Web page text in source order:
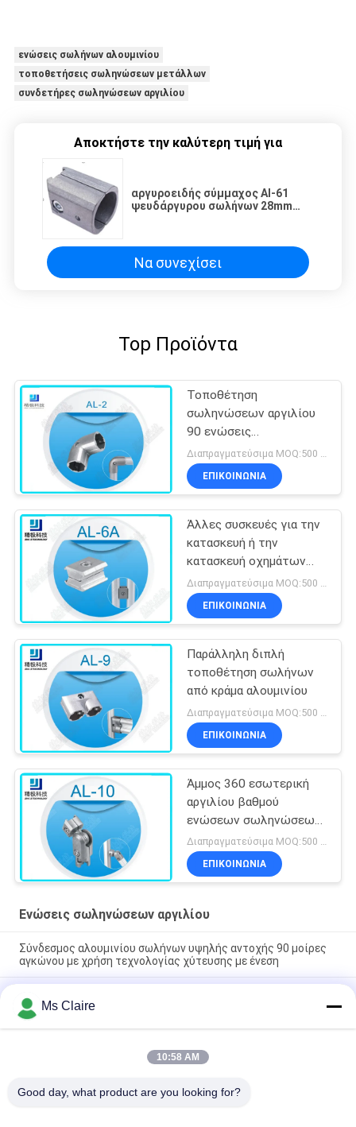
ενώσεις σωλήνων αλουμινίου
τοποθετήσεις σωληνώσεων μετάλλων
συνδετήρες σωληνώσεων αργιλίου
Αποκτήστε την καλύτερη τιμή για
αργυροειδής σύμμαχος Al-61
ψευδάργυρου σωλήνων 28mm
Να συνεχίσει
Top Προϊόντα
Τοποθέτηση
σωληνώσεων αργιλίου
90 ενώσεις
σωληνώσεων αργιλίου
αγκώνων βαθμού για το
σωλήνα OD 28mm
Διαπραγματεύσιμα MOQ:500 Σύνολα
ΕΠΙΚΟΙΝΩΝΊΑ
Άλλες συσκευές για την
κατασκευή ή την
κατασκευή οχημάτων
από υδρατλαντικό
χάλυβα
ΕΠΙΚΟΙΝΩΝΊΑ
Παράλληλη διπλή
τοποθέτηση σωλήνων
από κράμα αλουμινίου
ΕΠΙΚΟΙΝΩΝΊΑ
Άμμος 360 εσωτερική
αργιλίου βαθμού
ενώσεων σωληνώσεων
που ανατινάζει την
ελεύθερη περιστροφή
Al-10
Διαπραγματεύσιμα MOQ:500 Σύνολα
ΕΠΙΚΟΙΝΩΝΊΑ
Ενώσεις σωληνώσεων αργιλίου
Σύνδεσμος αλουμινίου σωλήνων υψηλής αντοχής 90 μοίρες
αγκώνου με χρήση τεχνολογίας χύτευσης με ένεση
αλουμινίου ανωτισμού ασημένιων σωλήνων για συστήματα
αδύναμων σωλήνων και βιομηχανικούς σταθμούς εργασίας
90 μοίρες Γυναικεία συμμετοχή αλουμινίου σωλήνα κοινή
πετάμε χύτευση αγκώνα σύνδεσμος για συστήματα ράφι
Ms Claire
10:58 AM
Good day, what product are you looking for?